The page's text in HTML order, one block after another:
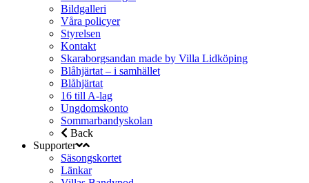
Bildgalleri
Våra policyer
Styrelsen
Kontakt
Skaraborgsandan made by Villa Lidköping
Blåhjärtat – i samhället
Blåhjärtat
16 till A-lag
Ungdomskonto
Sommarbandyskolan
Back
Supporter
Säsongskortet
Länkar